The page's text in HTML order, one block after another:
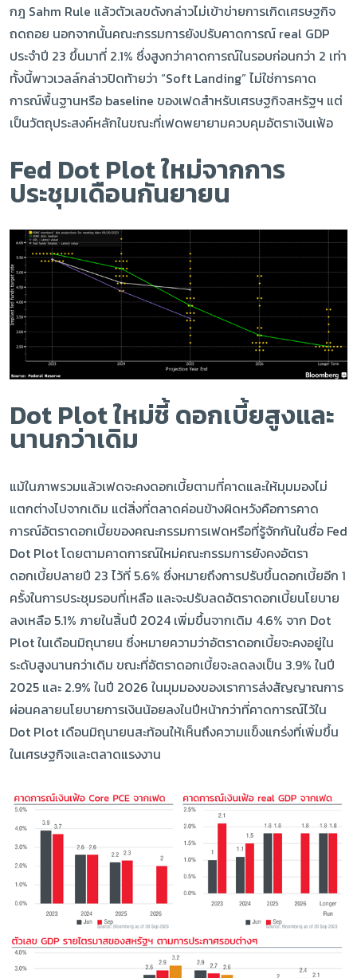
กฎ Sahm Rule แล้วตัวเลขดังกล่าวไม่เข้าข่ายการเกิดเศรษฐกิจ
ถดถอย นอกจากนั้นคณะกรรมการยังปรับคาดการณ์ real GDP
ประจำปี 23 ขึ้นมาที่ 2.1% ซึ่งสูงกว่าคาดการณ์ในรอบก่อนกว่า 2 เท่า
ทั้งนี้พาวเวลล์กล่าวปิดท้ายว่า “Soft Landing” ไม่ใช่การคาด
การณ์พื้นฐานหรือ baseline ของเฟดสำหรับเศรษฐกิจสหรัฐฯ แต่
เป็นวัตถุประสงค์หลักในขณะที่เฟดพยายามควบคุมอัตราเงินเฟ้อ
Fed Dot Plot ใหม่จากการ
ประชุมเดือนกันยายน
Dot Plot ใหม่ชี้ ดอกเบี้ยสูงและ
นานกว่าเดิม
แม้ในภาพรวมแล้วเฟดจะคงดอกเบี้ยตามที่คาดและให้มุมมองไม่
แตกต่างไปจากเดิม แต่สิ่งที่ตลาดค่อนข้างผิดหวังคือการคาด
การณ์อัตราดอกเบี้ยของคณะกรรมการเฟดหรือที่รู้จักกันในชื่อ Fed
Dot Plot โดยตามคาดการณ์ใหม่คณะกรรมการยังคงอัตรา
ดอกเบี้ยปลายปี 23 ไว้ที่ 5.6% ซึ่งหมายถึงการปรับขึ้นดอกเบี้ยอีก 1
ครั้งในการประชุมรอบที่เหลือ และจะปรับลดอัตราดอกเบี้ยนโยบาย
ลงเหลือ 5.1% ภายในสิ้นปี 2024 เพิ่มขึ้นจากเดิม 4.6% จาก Dot
Plot ในเดือนมิถุนายน ซึ่งหมายความว่าอัตราดอกเบี้ยจะคงอยู่ใน
ระดับสูงนานกว่าเดิม ขณะที่อัตราดอกเบี้ยจะลดลงเป็น 3.9% ในปี
2025 และ 2.9% ในปี 2026 ในมุมมองของเราการส่งสัญญาณการ
ผ่อนคลายนโยบายการเงินน้อยลงในปีหน้ากว่าที่คาดการณ์ไว้ใน
Dot Plot เดือนมิถุนายนสะท้อนให้เห็นถึงความแข็งแกร่งที่เพิ่มขึ้น
ในเศรษฐกิจและตลาดแรงงาน